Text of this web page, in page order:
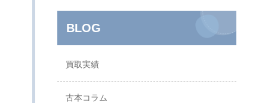
BLOG
買取実績
古本コラム